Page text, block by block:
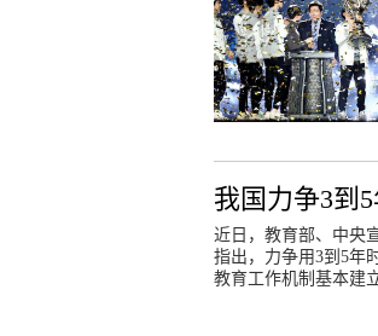
我国力争3到
近日，教育部、中央
指出，力争用3到5年
教育工作机制基本建